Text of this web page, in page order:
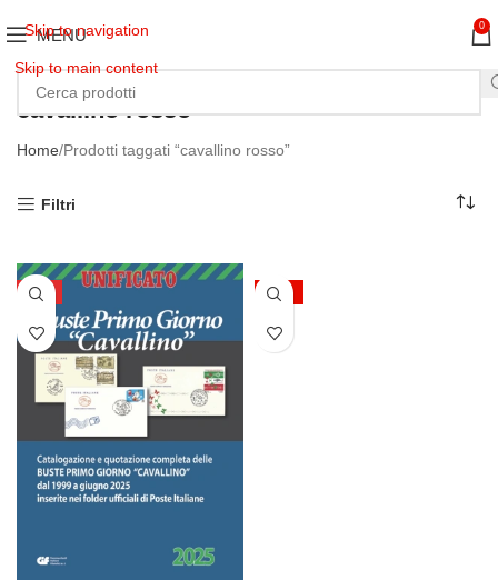
Skip to navigation
Skip to main content
MENU 0
cavallino rosso
Home Prodotti taggati “cavallino rosso”
Filtri
HOT -38%